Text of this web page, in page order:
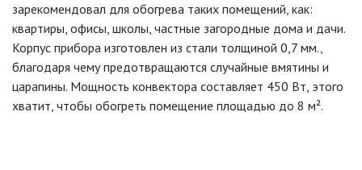
зарекомендовал для обогрева таких помещений, как:
квартиры, офисы, школы, частные загородные дома и дачи.
Корпус прибора изготовлен из стали толщиной 0,7 мм.,
благодаря чему предотвращаются случайные вмятины и
царапины. Мощность конвектора составляет 450 Вт, этого
хватит, чтобы обогреть помещение площадью до 8 м².